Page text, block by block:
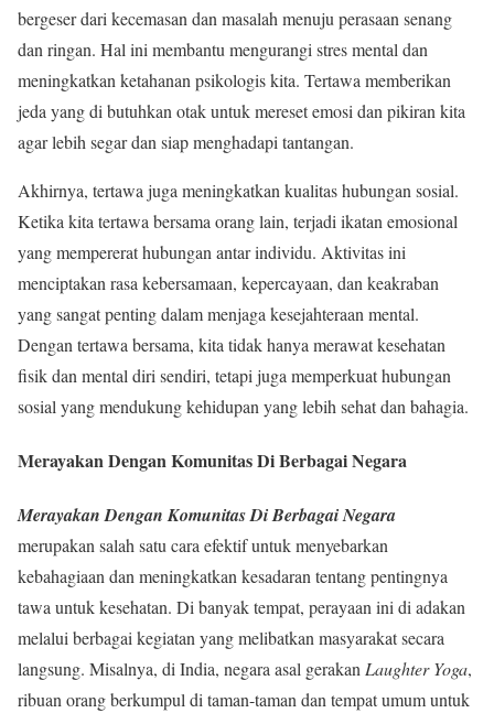
bergeser dari kecemasan dan masalah menuju perasaan senang
dan ringan. Hal ini membantu mengurangi stres mental dan
meningkatkan ketahanan psikologis kita. Tertawa memberikan
jeda yang di butuhkan otak untuk mereset emosi dan pikiran kita
agar lebih segar dan siap menghadapi tantangan.
Akhirnya, tertawa juga meningkatkan kualitas hubungan sosial.
Ketika kita tertawa bersama orang lain, terjadi ikatan emosional
yang mempererat hubungan antar individu. Aktivitas ini
menciptakan rasa kebersamaan, kepercayaan, dan keakraban
yang sangat penting dalam menjaga kesejahteraan mental.
Dengan tertawa bersama, kita tidak hanya merawat kesehatan
fisik dan mental diri sendiri, tetapi juga memperkuat hubungan
sosial yang mendukung kehidupan yang lebih sehat dan bahagia.
Merayakan Dengan Komunitas Di Berbagai Negara
Merayakan Dengan Komunitas Di Berbagai Negara
merupakan salah satu cara efektif untuk menyebarkan
kebahagiaan dan meningkatkan kesadaran tentang pentingnya
tawa untuk kesehatan. Di banyak tempat, perayaan ini di adakan
melalui berbagai kegiatan yang melibatkan masyarakat secara
langsung. Misalnya, di India, negara asal gerakanLaughter Yoga,
ribuan orang berkumpul di taman-taman dan tempat umum untuk